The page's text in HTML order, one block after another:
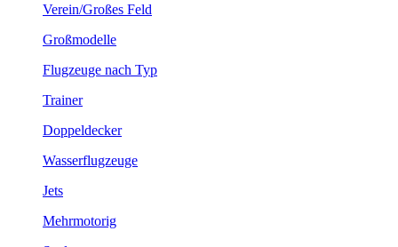
Verein/Großes Feld
Großmodelle
Flugzeuge nach Typ
Trainer
Doppeldecker
Wasserflugzeuge
Jets
Mehrmotorig